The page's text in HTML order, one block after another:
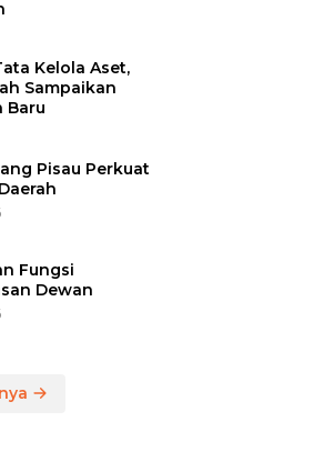
Kelola Aset,
Sampaikan
Baru
Pisau Perkuat
Fungsi
Dewan